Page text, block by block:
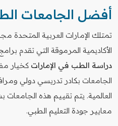
أفضل الجامعات
تمتلك الإمارات العربية
الأكاديمية المرموقة التي تقدم
دراسة الطب في الإمارات كخيار
الجامعات بكادر تدريسي دولي
العالمية. يتم تقييم هذه الجامعات
معايير جودة التعليم الطبي.